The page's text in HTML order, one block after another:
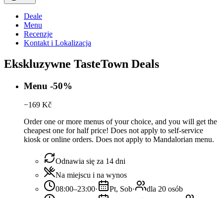
Deale
Menu
Recenzje
Kontakt i Lokalizacja
Ekskluzywne TasteTown Deals
Menu -50%
−169 Kč
Order one or more menus of your choice, and you will get the
cheapest one for half price! Does not apply to self-service
kiosk or online orders. Does not apply to Mandalorian menu.
Odnawia się za 14 dni
Na miejscu i na wynos
08:00–23:00· Pt, Sob·
dla 20 osób